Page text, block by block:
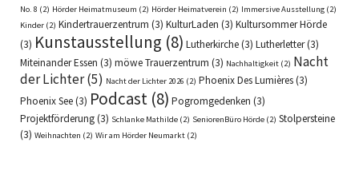
No. 8 (2) Hörder Heimatmuseum (2) Hörder Heimatverein (2) Immersive Ausstellung (2)
Kinder (2) Kindertrauerzentrum (3) KulturLaden (3) Kultursommer Hörde
(3) Kunstausstellung (8) Lutherkirche(3) Lutherletter(3)
Miteinander Essen (3) möwe Trauerzentrum (3) Nachhaltigkeit (2) Nacht
der Lichter(5) Nacht der Lichter 2026 (2) Phoenix Des Lumières(3)
Phoenix See(3) Podcast (8) Pogromgedenken (3)
Projektförderung(3) Schlanke Mathilde (2) SeniorenBüro Hörde (2) Stolpersteine
(3) Weihnachten (2) Wir am Hörder Neumarkt (2)